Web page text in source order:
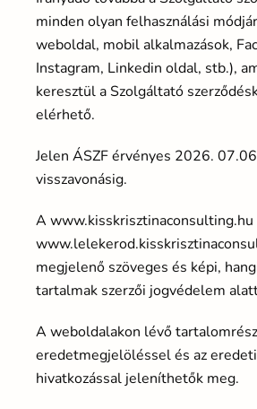
minden olyan felhasználási
weboldal, mobil alkalmazások,
Instagram, Linkedin oldal, stb.),
keresztül a Szolgáltató
elérhető.
Jelen ÁSZF érvényes 2026.
visszavonásig.
A www.kisskrisztinaconsulting.hu
megjelenő szöveges és képi,
tartalmak szerzői jogvédelem
A weboldalakon lévő
eredetmegjelöléssel és az
hivatkozással jeleníthetők meg.